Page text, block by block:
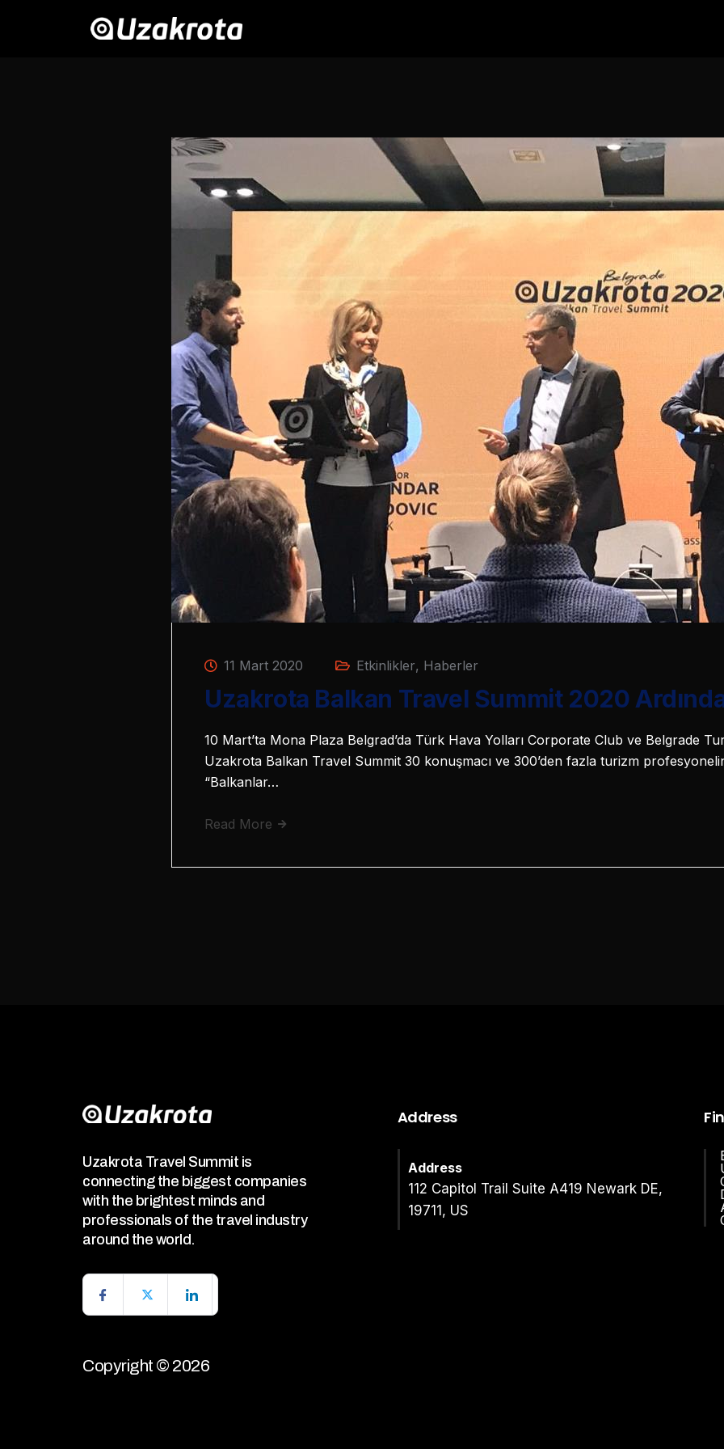
11 Mart 2020 Etkinlikler, Haberler
Uzakrota Balkan Travel Summit 2020
10 Mart’ta Mona Plaza Belgrad’da Türk Hava Yolları Corporate Club ve Belgrade
Uzakrota Balkan Travel Summit 30 konuşmacı ve 300’den fazla turizm
“Balkanlar…
Read More
Uzakrota Travel Summit is
connecting the biggest companies
with the brightest minds and
professionals of the travel industry
around the world.
Copyright © 2026
Address
Address
112 Capitol Trail Suite A419 Newark DE,
19711, US